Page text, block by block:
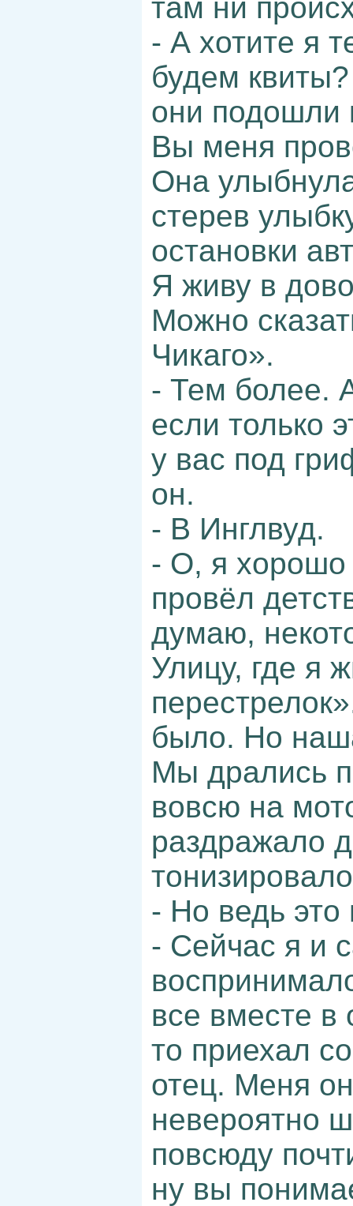
там ни
- А хотите я
будем
они подошли
Вы меня
Она
стерев
остановки
Я живу в
Можно
Чикаго».
- Тем более.
если только
у вас под
он.
- В Инглвуд.
- О, я хорошо
провёл
думаю,
Улицу, где я
было. Но
Мы дрались
вовсю на
раздражало
- Но ведь это
- Сейчас я и
все вместе
то приехал
отец. Меня
невероятно
повсюду
ну вы